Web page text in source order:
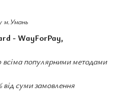
м.Умань
- WayForPay,
всіма популярними методами
від суми замовлення